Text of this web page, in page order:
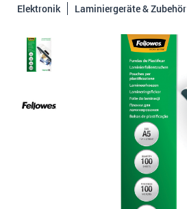
Elektronik Laminiergeräte & Zubehör